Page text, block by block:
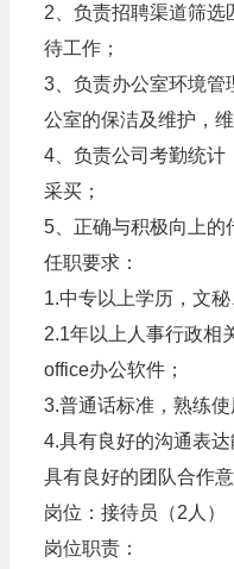
2、负责招聘渠道筛选
待工作；
3、负责办公室环境管
公室的保洁及维护，
4、负责公司考勤统计
采买；
5、正确与积极向上的
任职要求：
1.中专以上学历，文
2.1年以上人事行政相
office办公软件；
3.普通话标准，熟练使
4.具有良好的沟通表
具有良好的团队合作意
岗位：接待员（2人）
岗位职责：